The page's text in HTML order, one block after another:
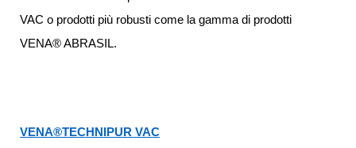
VAC o prodotti più robusti come la gamma di prodotti
VENA® ABRASIL.
VENA®TECHNIPUR VAC